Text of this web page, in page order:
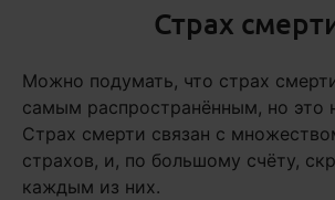
Страх
Можно подумать, что страх
самым распространённым, но это
Страх смерти связан с
страхов, и, по большому счёту,
каждым из них.